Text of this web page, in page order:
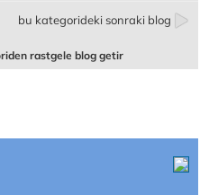
bu kategorideki sonraki blog
rastgele blog getir